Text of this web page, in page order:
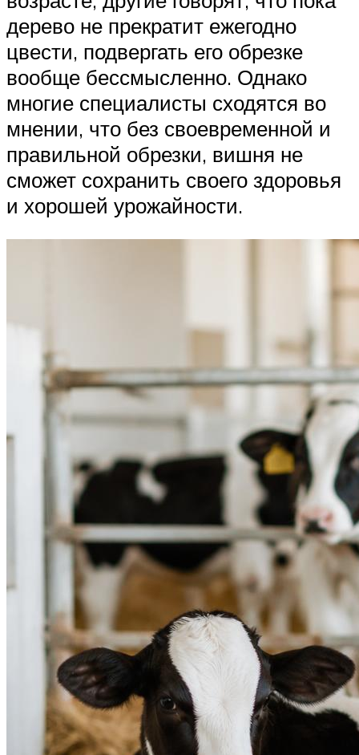
дерево не прекратит ежегодно
цвести, подвергать его обрезке
вообще бессмысленно. Однако
многие специалисты сходятся во
мнении, что без своевременной и
правильной обрезки, вишня не
сможет сохранить своего здоровья
и хорошей урожайности.